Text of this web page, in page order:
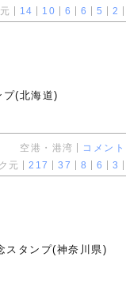
14 10 6 6 5 2
プ(北海道)
空港・港湾 コメン
元
217 37 8 6 3
スタンプ(神奈川県)